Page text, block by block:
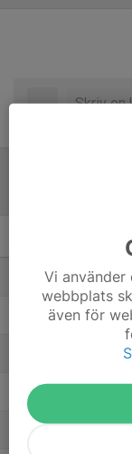
1. IFK
2. Segeltorps IF
3. Hammarby IF
4. Tullinge Triangel
Vi
webbplats
även för